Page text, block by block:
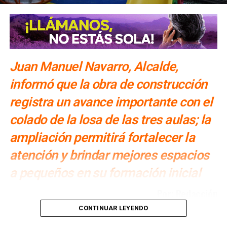
Juan Manuel Navarro, Alcalde,
informó que la obra de construcción
registra un avance importante con el
colado de la losa de las tres aulas; la
ampliación permitirá fortalecer la
atención y brindar mejores espacios
a pequeños en su formación inicial
Juan Manuel Navarro Muñiz, Alcalde de Soledad de
CONTINUAR LEYENDO